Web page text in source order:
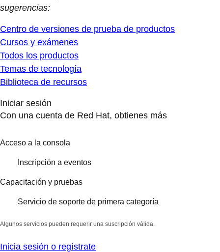
sugerencias:
Centro de versiones de prueba de productos
Cursos y exámenes
Todos los productos
Temas de tecnología
Biblioteca de recursos
Iniciar sesión
Con una cuenta de Red Hat, obtienes más
Acceso a la consola
Inscripción a eventos
Capacitación y pruebas
Servicio de soporte de primera categoría
Algunos servicios pueden requerir una suscripción válida.
Inicia sesión o regístrate